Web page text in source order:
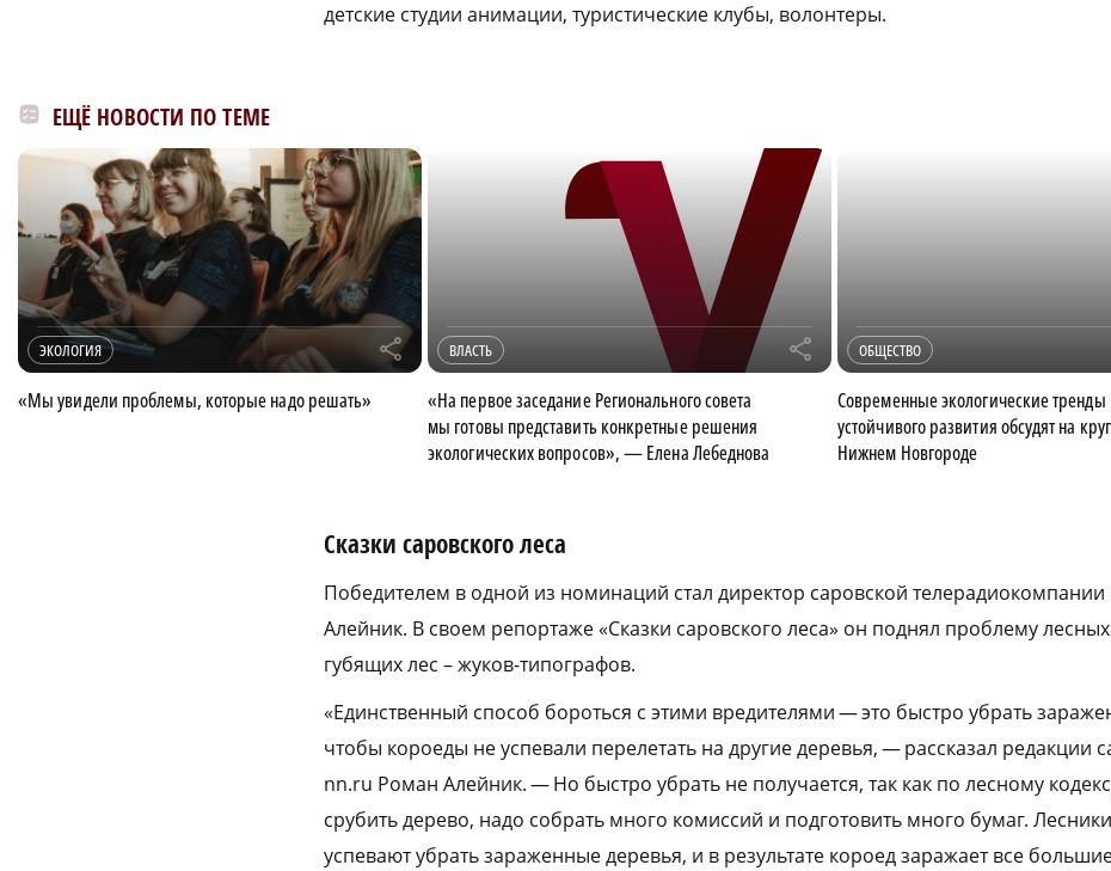
детские студии анимации, туристические клубы, волонтеры.
ЕЩЁ НОВОСТИ ПО ТЕМЕ
ЭКОЛОГИЯ r
«Мы увидели проблемы, которые надо решать»
ВЛАСТЬ r
«На первое заседание Регионального совета
мы готовы представить конкретные решения
экологических вопросов», — Елена Лебеднова
ОБЩЕСТВО
Современные экологические тренды
устойчивого развития обсудят на
Нижнем Новгороде
Сказки саровского леса
Победителем в одной из номинаций стал директор саровской
Алейник. В своем репортаже «Сказки саровского леса» он поднял проблему
губящих лес – жуков-типографов.
«Единственный способ бороться с этими вредителями — это быстро убрать
чтобы короеды не успевали перелетать на другие деревья, — рассказал редакции
nn.ru Роман Алейник. — Но быстро убрать не получается, так как по лесному
срубить дерево, надо собрать много комиссий и подготовить много бумаг.
успевают убрать зараженные деревья, и в результате короед заражает все